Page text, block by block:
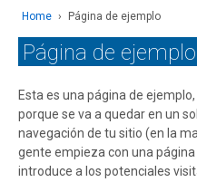
Home › Página de ejemplo
Página de ejemplo
Esta es una página de
porque se va a quedar en un
navegación de tu sitio (en la
gente empieza con una página
introduce a los potenciales